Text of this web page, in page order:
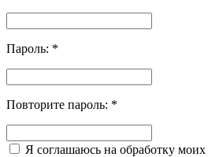
Пароль: *
Повторите пароль: *
Я соглашаюсь на обработку моих